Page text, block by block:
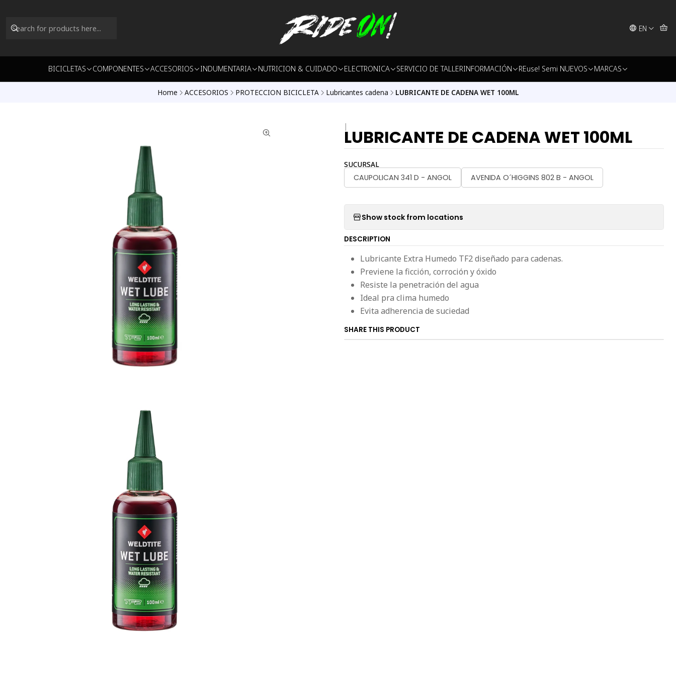
EN
BICICLETAS COMPONENTES ACCESORIOS INDUMENTARIA NUTRICION & CUIDADO ELECTRONICA SERVICIO DE TALLERINFORMACIÓN REuse! Semi NUEVOS MARCAS
Home ACCESORIOS PROTECCION BICICLETA Lubricantes cadena LUBRICANTE DE CADENA WET 100ML
|LUBRICANTE DE CADENA WET 100ML
SUCURSAL
CAUPOLICAN 341 D - ANGOL AVENIDA O´HIGGINS 802 B - ANGOL
Show stock from locations
DESCRIPTION
Lubricante Extra Humedo TF2 diseñado para cadenas.
Previene la ficción, corroción y óxido
Resiste la penetración del agua
Ideal pra clima humedo
Evita adherencia de suciedad
SHARE THIS PRODUCT